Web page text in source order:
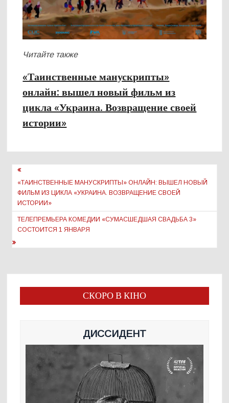
Читайте также
«Таинственные манускрипты»
онлайн: вышел новый фильм из
цикла «Украина. Возвращение своей
истории»
Навигация
по
записям
«ТАИНСТВЕННЫЕ МАНУСКРИПТЫ» ОНЛАЙН: ВЫШЕЛ НОВЫЙ
ФИЛЬМ ИЗ ЦИКЛА «УКРАИНА. ВОЗВРАЩЕНИЕ СВОЕЙ
ИСТОРИИ»
ТЕЛЕПРЕМЬЕРА КОМЕДИИ «СУМАСШЕДШАЯ СВАДЬБА 3»
СОСТОИТСЯ 1 ЯНВАРЯ
СКОРО В КІНО
ДИССИДЕНТ